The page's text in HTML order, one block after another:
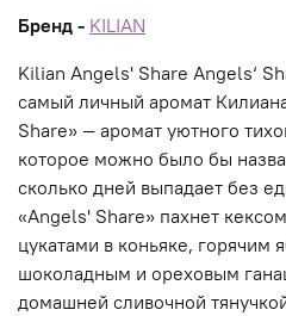
Бренд - KILIAN
Kilian Angels' Share Angels‘
самый личный аромат
Share» — аромат уютного
которое можно было бы
сколько дней выпадает без
«Angels' Share» пахнет
цукатами в коньяке, горячим
шоколадным и ореховым
домашней сливочной